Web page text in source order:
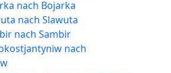
nach Bojarka
nach Slawuta
nach Sambir
nach